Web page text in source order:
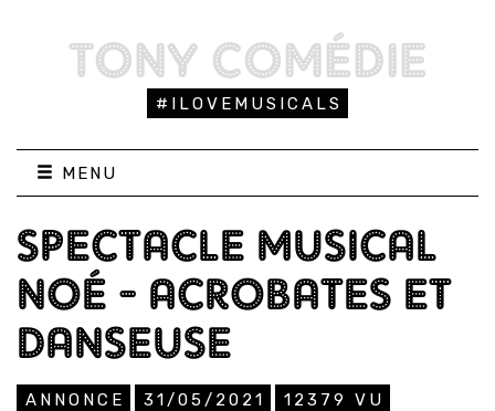
TONY COMÉDIE
#ILOVEMUSICALS
MENU
SPECTACLE MUSICAL
NOÉ - ACROBATES ET
DANSEUSE
ANNONCE 31/05/2021 12379 VU